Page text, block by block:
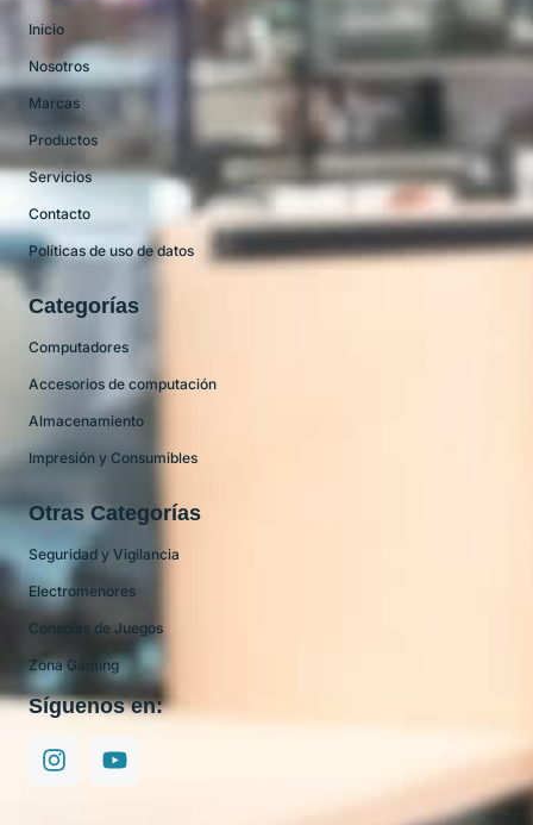
Inicio
Nosotros
Marcas
Productos
Servicios
Contacto
Políticas de uso de datos
Categorías
Computadores
Accesorios de computación
Almacenamiento
Impresión y Consumibles
Otras Categorías
Seguridad y Vigilancia
Electromenores
Consolas de Juegos
Zona Gaming
Síguenos en: